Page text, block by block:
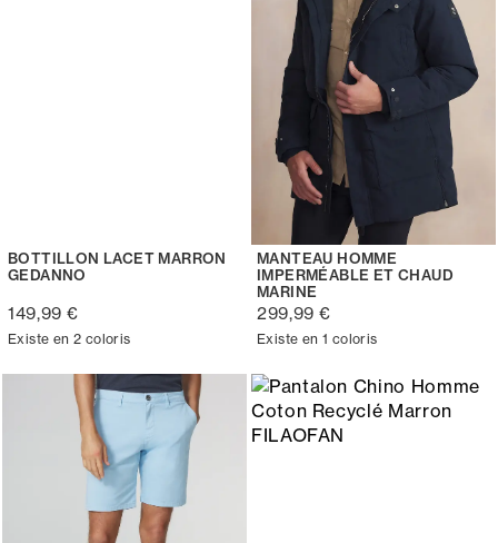
BOTTILLON LACET MARRON
GEDANNO
149,99 €
Existe en 2 coloris
MANTEAU HOMME
IMPERMÉABLE ET CHAUD
MARINE
299,99 €
Existe en 1 coloris